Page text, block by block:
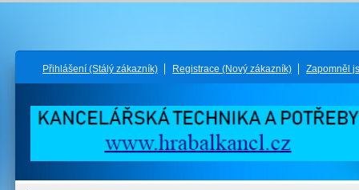
Přihlášení (Stálý zákazník) Registrace (Nový zákazník) Zapomněl